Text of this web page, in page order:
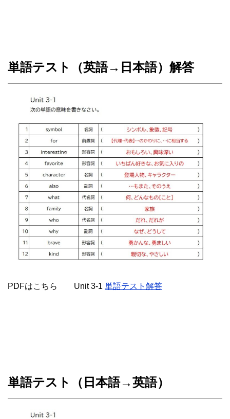
単語テスト（英語→日本語）解答
PDFはこちら Unit 3-1 単語テスト解答
単語テスト（日本語→英語）